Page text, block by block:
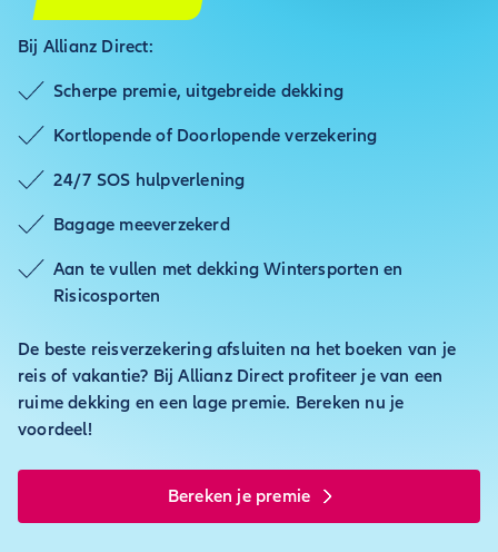
Bij Allianz Direct:
Scherpe premie, uitgebreide dekking
Kortlopende of Doorlopende verzekering
24/7 SOS hulpverlening
Bagage meeverzekerd
Aan te vullen met dekking Wintersporten en
Risicosporten
De beste reisverzekering afsluiten na het boeken van je
reis of vakantie? Bij Allianz Direct profiteer je van een
ruime dekking en een lage premie. Bereken nu je
voordeel!
Bereken je premie